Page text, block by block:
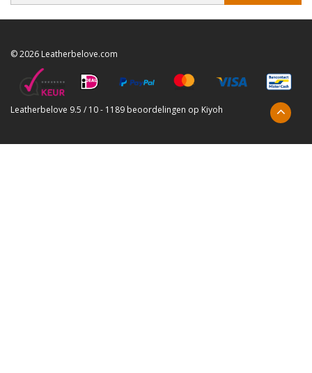
© 2026 Leatherbelove.com
Leatherbelove 9.5 / 10- 1189 beoordelingen op Kiyoh